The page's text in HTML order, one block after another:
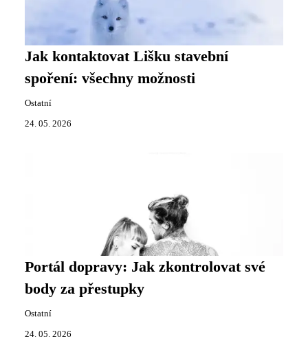
Jak kontaktovat Lišku stavební
spoření: všechny možnosti
Ostatní
24. 05. 2026
Portál dopravy: Jak zkontrolovat své
body za přestupky
Ostatní
24. 05. 2026